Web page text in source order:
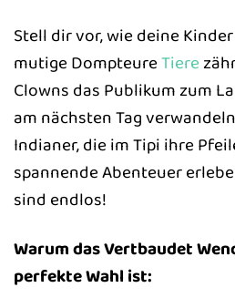
Stell dir vor, wie deine
mutige DompteureTiere
Clowns das Publikum zum
am nächsten Tag
Indianer, die im Tipi ihre
spannende Abenteuer
sind endlos!
Warum das Vertbaudet
perfekte Wahl ist: